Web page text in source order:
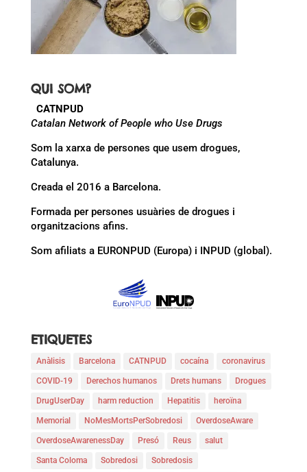
QUI SOM?
CATNPUD
Catalan Network of People who Use Drugs
Som la xarxa de persones que usem drogues,
Catalunya.
Creada el 2016 a Barcelona.
Formada per persones usuàries de drogues i
organitzacions afins.
Som afiliats a EURONPUD (Europa) i INPUD (global).
ETIQUETES
Anàlisis Barcelona CATNPUD cocaína coronavirus
COVID-19 Derechos humanos Drets humans Drogues
DrugUserDay harm reduction Hepatitis heroïna
Memorial NoMesMortsPerSobredosi OverdoseAware
OverdoseAwarenessDay Presó Reus salut
Santa Coloma Sobredosi Sobredosis